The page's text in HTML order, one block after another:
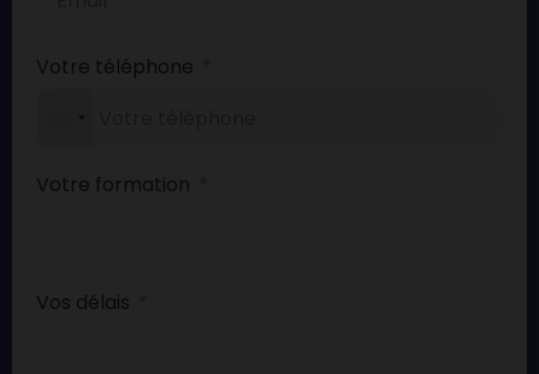
Votre téléphone
Votre formation
Vos délais